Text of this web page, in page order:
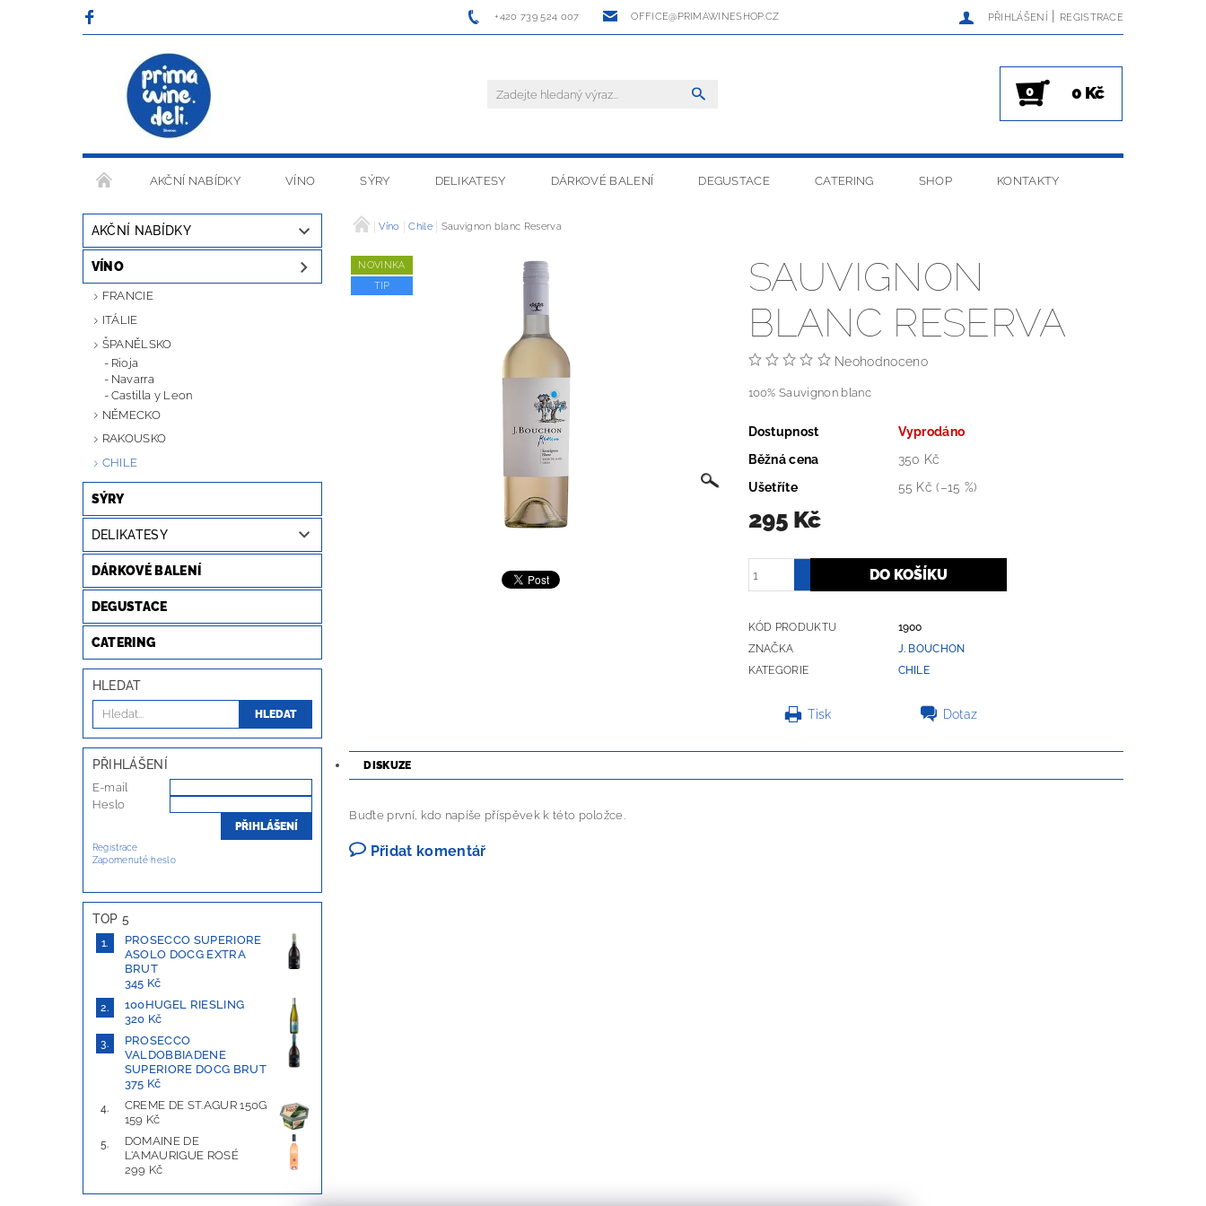
+420 739 524 007 OFFICE@PRIMAWINESHOP.CZ PŘIHLÁŠENÍ | REGISTRACE
0 0 Kč
AKČNÍ NABÍDKY VÍNO SÝRY DELIKATESY DÁRKOVÉ BALENÍ DEGUSTACE CATERING SHOP KONTAKTY
OBCHODNÍ PODMÍNKY
AKČNÍ NABÍDKY
VÍNO
FRANCIE
ITÁLIE
ŠPANĚLSKO
Rioja
Navarra
Castilla y Leon
NĚMECKO
RAKOUSKO
CHILE
SÝRY
DELIKATESY
DÁRKOVÉ BALENÍ
DEGUSTACE
CATERING
HLEDAT
PŘIHLÁŠENÍ
E-mail
Heslo
Registrace
Zapomenuté heslo
TOP 5
PROSECCO SUPERIORE
ASOLO DOCG EXTRA
BRUT
345 Kč
100HUGEL RIESLING
320 Kč
PROSECCO
VALDOBBIADENE
SUPERIORE DOCG BRUT
375 Kč
CREME DE ST.AGUR 150G
159 Kč
DOMAINE DE
L'AMAURIGUE ROSÉ
299 Kč
Víno Chile Sauvignon blanc Reserva
NOVINKA
TIP
SAUVIGNON
BLANC RESERVA
Neohodnoceno
100% Sauvignon blanc
Dostupnost
Vyprodáno
Běžná cena
350 Kč
Ušetříte
55 Kč(–15 %)
295 Kč
KÓD PRODUKTU
1900
ZNAČKA
J. BOUCHON
KATEGORIE
CHILE
Tisk Dotaz
DISKUZE
Buďte první, kdo napíše příspěvek k této položce.
Přidat komentář